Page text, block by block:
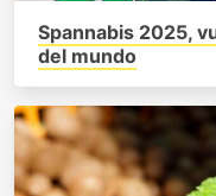
Spannabis 2025,
del mundo